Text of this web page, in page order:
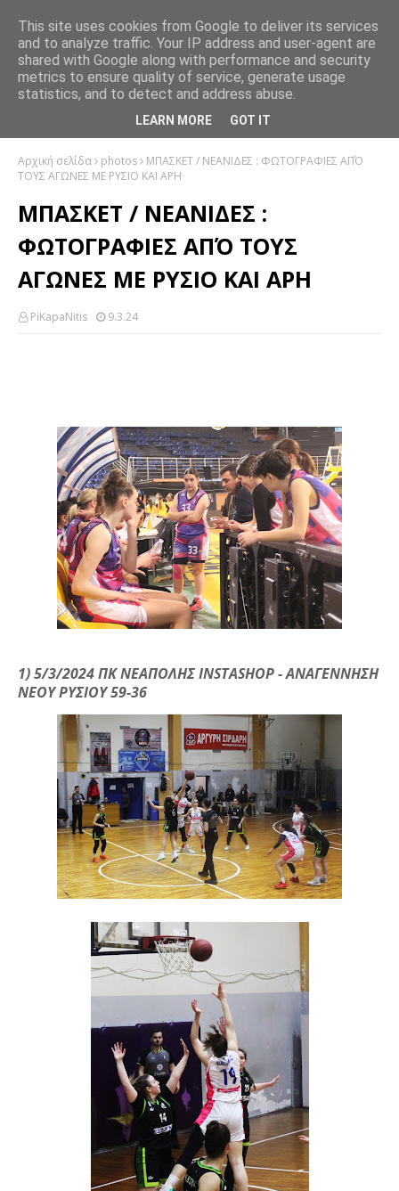
Αρχική σελίδα photos
ΜΠΑΣΚΕΤ / ΝΕΑΝΙΔΕΣ : ΦΩΤΟΓΡΑΦΙΕΣ ΑΠΌ
ΤΟΥΣ ΑΓΩΝΕΣ ΜΕ ΡΥΣΙΟ ΚΑΙ ΑΡΗ
ΜΠΑΣΚΕΤ / ΝΕΑΝΙΔΕΣ :
ΦΩΤΟΓΡΑΦΙΕΣ ΑΠΌ ΤΟΥΣ
ΑΓΩΝΕΣ ΜΕ ΡΥΣΙΟ ΚΑΙ ΑΡΗ
PiKapaNitis 9.3.24
1) 5/3/2024 ΠΚ ΝΕΑΠΟΛΗΣ INSTASHOP - ΑΝΑΓΕΝΝΗΣΗ
ΝΕΟΥ ΡΥΣΙΟΥ 59-36
This site uses cookies from Google to deliver its services
and to analyze traffic. Your IP address and user-agent are
shared with Google along with performance and security
metrics to ensure quality of service, generate usage
statistics, and to detect and address abuse.
LEARN MORE GOT IT